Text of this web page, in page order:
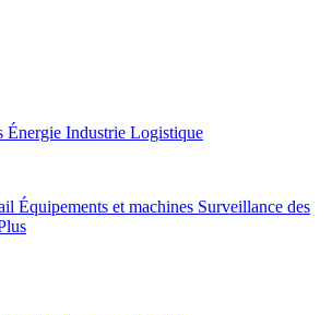
Énergie Industrie Logistique
Équipements et machines Surveillance des